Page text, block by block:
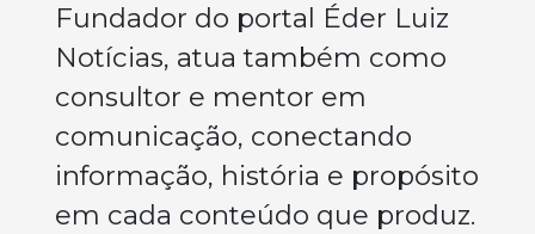
Fundador do portal Éder Luiz
Notícias, atua também como
consultor e mentor em
comunicação, conectando
informação, história e propósito
em cada conteúdo que produz.